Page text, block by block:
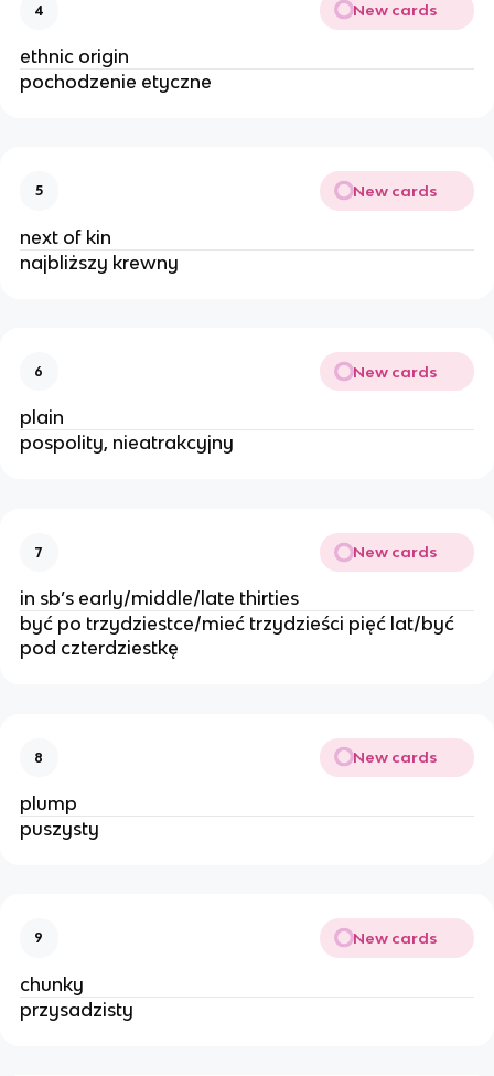
4 New cards
ethnic origin
pochodzenie etyczne
5 New cards
next of kin
najbliższy krewny
6 New cards
plain
pospolity, nieatrakcyjny
7 New cards
in sb’s early/middle/late thirties
być po trzydziestce/mieć trzydzieści pięć lat/być
pod czterdziestkę
8 New cards
plump
puszysty
9 New cards
chunky
przysadzisty